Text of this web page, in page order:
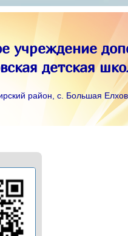
учреждение
детская
район, с. Большая